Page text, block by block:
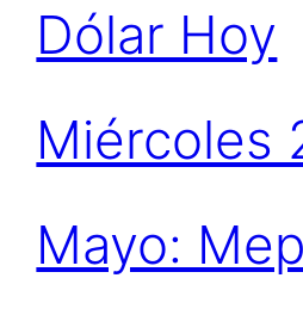
Dólar Hoy
Miércoles
Mayo: